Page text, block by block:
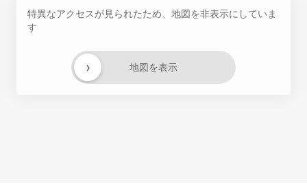
特異なアクセスが見られたため、地図を非表示にしていま
す
地図を表示
›